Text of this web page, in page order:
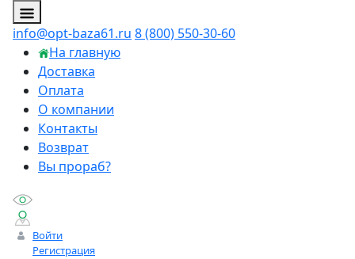
info@opt-baza61.ru 8 (800) 550-30-60
На главную
Доставка
Оплата
О компании
Контакты
Возврат
Вы прораб?
Войти
Регистрация